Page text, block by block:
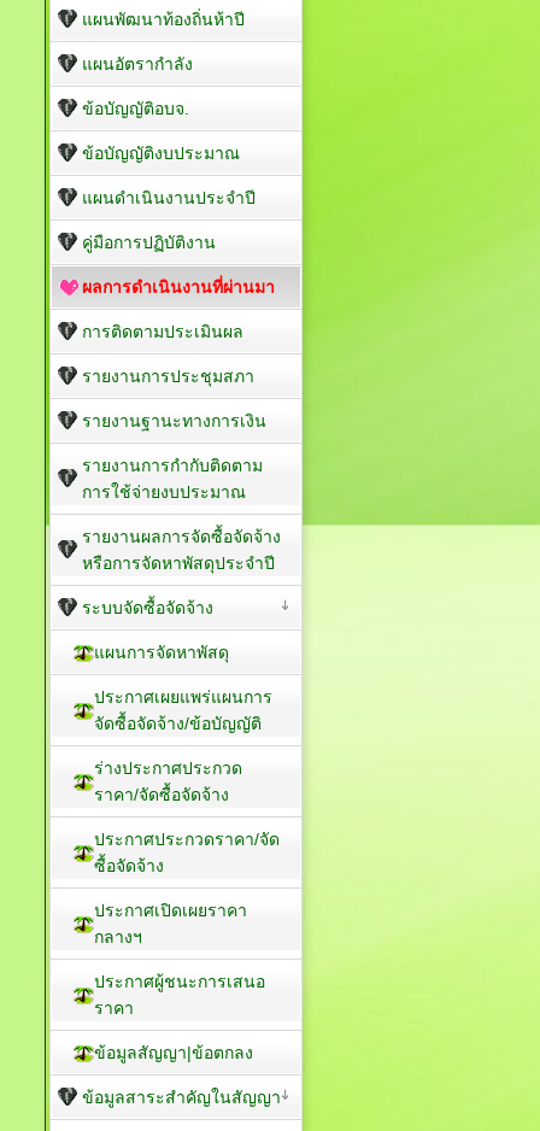
แผนพัฒนาท้องถิ่นห้าปี
แผนอัตรากำลัง
ข้อบัญญัติอบจ.
ข้อบัญญัติงบประมาณ
แผนดำเนินงานประจำปี
คู่มือการปฏิบัติงาน
ผลการดำเนินงานที่ผ่านมา
การติดตามประเมินผล
รายงานการประชุมสภา
รายงานฐานะทางการเงิน
รายงานการกำกับติดตาม
การใช้จ่ายงบประมาณ
รายงานผลการจัดซื้อจัดจ้าง
หรือการจัดหาพัสดุประจำปี
ระบบจัดซื้อจัดจ้าง
แผนการจัดหาพัสดุ
ประกาศเผยแพร่แผนการ
จัดซื้อจัดจ้าง/ข้อบัญญัติ
ร่างประกาศประกวด
ราคา/จัดซื้อจัดจ้าง
ประกาศประกวดราคา/จัด
ซื้อจัดจ้าง
ประกาศเปิดเผยราคา
กลางฯ
ประกาศผู้ชนะการเสนอ
ราคา
ข้อมูลสัญญา|ข้อตกลง
ข้อมูลสาระสำคัญในสัญญา